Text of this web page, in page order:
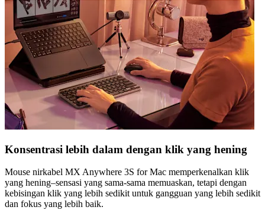
Konsentrasi lebih dalam dengan klik yang hening
Mouse nirkabel MX Anywhere 3S for Mac memperkenalkan klik
yang hening–sensasi yang sama-sama memuaskan, tetapi dengan
kebisingan klik yang lebih sedikit untuk gangguan yang lebih sedikit
dan fokus yang lebih baik.